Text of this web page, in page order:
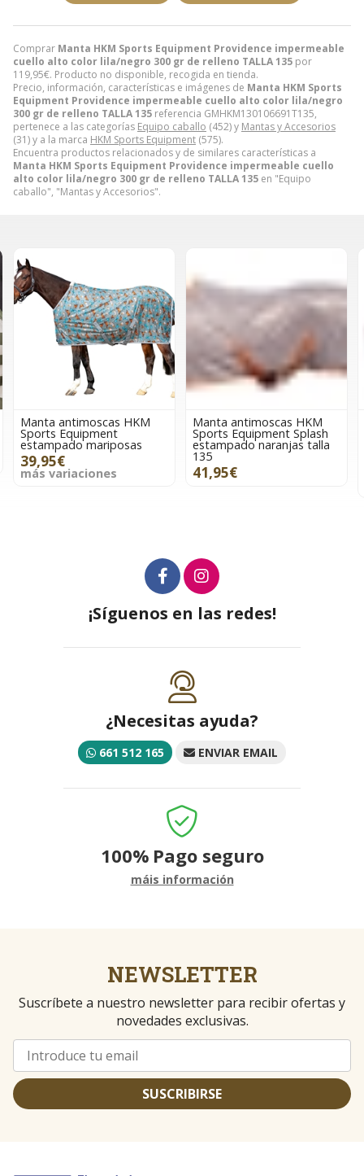
Comprar Manta HKM Sports Equipment Providence impermeable
cuello alto color lila/negro 300 gr de relleno TALLA 135 por
119,95€. Producto no disponible, recogida en tienda.
Precio, información, características e imágenes de Manta HKM Sports
Equipment Providence impermeable cuello alto color lila/negro
300 gr de relleno TALLA 135 referencia GMHKM130106691T135,
pertenece a las categorías Equipo caballo (452) y Mantas y Accesorios
(31) y a la marca HKM Sports Equipment (575).
Encuentra productos relacionados y de similares características a
Manta HKM Sports Equipment Providence impermeable cuello
alto color lila/negro 300 gr de relleno TALLA 135 en "Equipo
caballo", "Mantas y Accesorios".
Manta antimoscas HKM
Sports Equipment
estampado mariposas
39,95€
más variaciones
Manta antimoscas HKM
Sports Equipment Splash
estampado naranjas talla
135
41,95€
¡Síguenos en las redes!
¿Necesitas ayuda?
661 512 165 ENVIAR EMAIL
100% Pago seguro
máis información
NEWSLETTER
Suscríbete a nuestro newsletter para recibir ofertas y
novedades exclusivas.
SUSCRIBIRSE